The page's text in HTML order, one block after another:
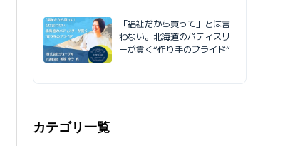
「福祉だから買って」とは言
わない。北海道のパティスリ
ーが貫く“作り手のプライド”
カテゴリ一覧